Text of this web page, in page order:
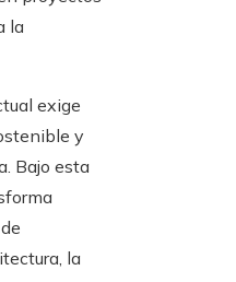
la
exige
y
Bajo esta
la